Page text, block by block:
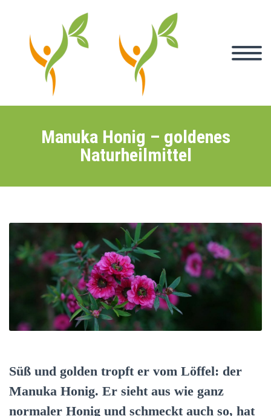
Manuka Honig – goldenes
Naturheilmittel
Süß und golden tropft er vom Löffel: der
Manuka Honig. Er sieht aus wie ganz
normaler Honig und schmeckt auch so, hat